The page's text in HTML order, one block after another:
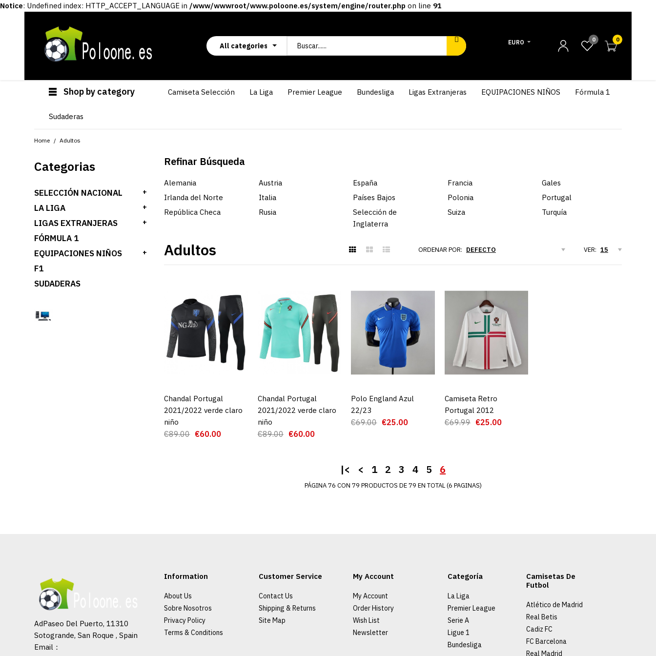
Notice: Undefined index: HTTP_ACCEPT_LANGUAGE in /www/wwwroot/www.poloone.es/system/engine/router.php on line 91
EURO 0 0
Shop by category Camiseta Selección La Liga Premier League Bundesliga Ligas Extranjeras EQUIPACIONES NIÑOS Fórmula 1
Sudaderas
Home Adultos
Categorias
SELECCIÓN NACIONAL +
LA LIGA +
LIGAS EXTRANJERAS +
FÓRMULA 1
EQUIPACIONES NIÑOS
+
F1
SUDADERAS
Refinar Búsqueda
Alemania Austria España Francia
Gales
Irlanda del Norte
Italia Países Bajos Polonia
Portugal
República Checa
Rusia
Selección de
Inglaterra
Suiza Turquía
Adultos ORDENAR POR: VER:
Chandal Portugal
2021/2022 verde claro niño
€60.00
ADD TO COMPARE
Chandal Portugal
2021/2022 verde claro niño
AGREGAR AL CARRO
Chandal Portugal
2021/2022 verde claro
niño
€89.00 €60.00
AGREGAR AL CARRO
Chandal Portugal
2021/2022 verde claro
niño
€89.00 €60.00
AGREGAR AL CARRO
Polo England Azul
22/23
€69.00 €25.00
AGREGAR AL CARRO
Camiseta Retro
Portugal 2012
€69.99 €25.00
|< < 1 2 3 4 5 6
PÁGINA 76 CON 79 PRODUCTOS DE 79 EN TOTAL (6 PAGINAS)
AdPaseo Del Puerto, 11310
Sotogrande, San Roque , Spain
Email：
Information
About Us
Sobre Nosotros
Privacy Policy
Terms & Conditions
Customer Service
Contact Us
Shipping & Returns
Site Map
My Account
My Account
Order History
Wish List
Newsletter
Categoría
La Liga
Premier League
Serie A
Ligue 1
Bundesliga
Camisetas De
Futbol
Atlético de Madrid
Real Betis
Cadiz FC
FC Barcelona
Real Madrid